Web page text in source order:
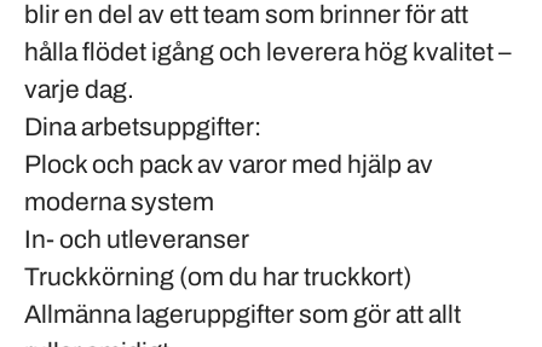
blir en del av ett team som brinner för att
hålla flödet igång och leverera hög kvalitet –
varje dag.
Dina arbetsuppgifter:
Plock och pack av varor med hjälp av
moderna system
In- och utleveranser
Truckkörning (om du har truckkort)
Allmänna lageruppgifter som gör att allt